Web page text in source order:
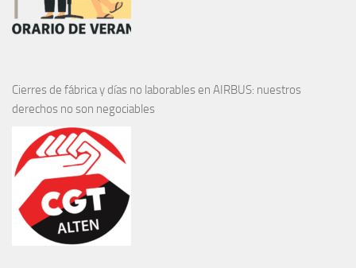
Cierres de fábrica y días no laborables en AIRBUS: nuestros
derechos no son negociables